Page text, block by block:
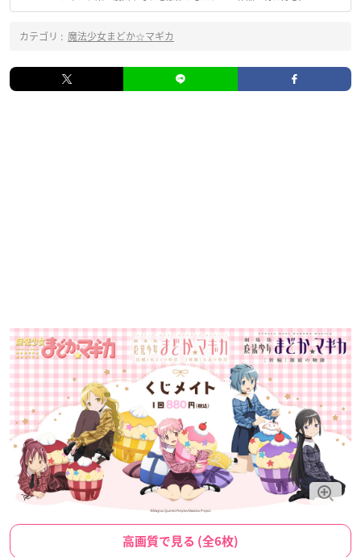
カテゴリ : 魔法少女まどか☆マギカ
高画質で見る (全6枚)